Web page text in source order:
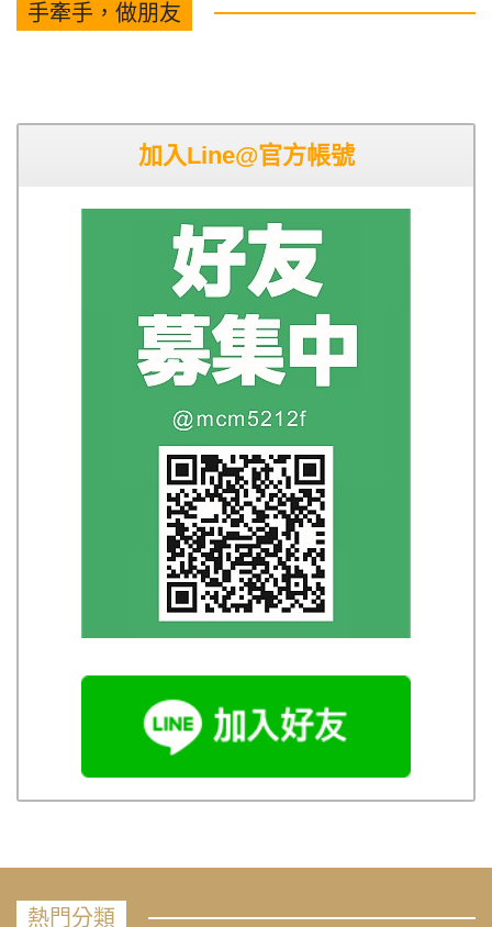
手牽手，做朋友
加入Line@官方帳號
熱門分類